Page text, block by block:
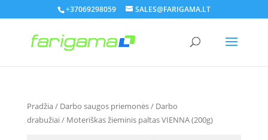
+37069298059 SALES@FARIGAMA.LT
Pradžia/ Darbo saugos priemonės/ Darbo
drabužiai/ Moteriškas žieminis paltas VIENNA (200g)